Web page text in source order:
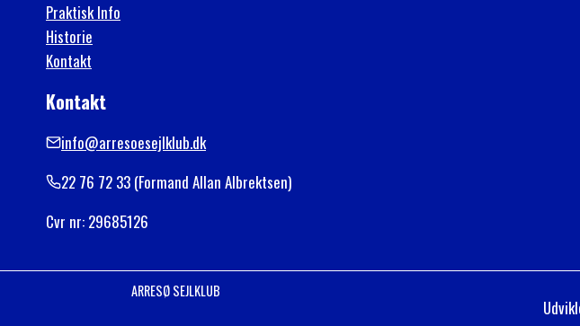
Praktisk Info
Historie
Kontakt
Kontakt
info@arresoesejlklub.dk
22 76 72 33 (Formand Allan Albrektsen)
Cvr nr: 29685126
ARRESØ SEJLKLUB